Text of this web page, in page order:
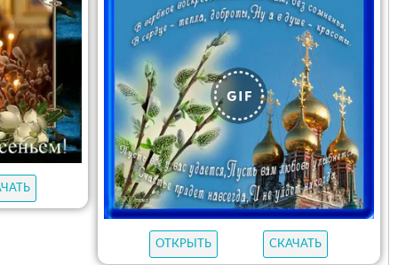
ОТКРЫТЬ СКАЧАТЬ